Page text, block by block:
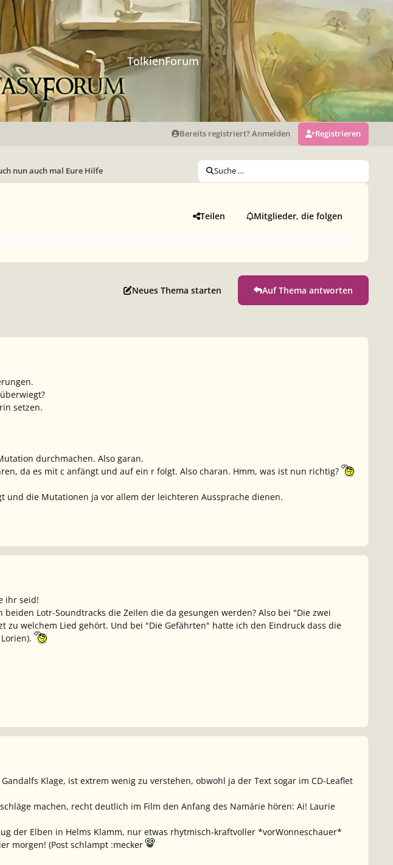
TolkienForum
Bereits registriert? Anmelden Registrieren
nun auch mal Eure Hilfe Suche …
Teilen Mitglieder, die folgen
Neues Thema starten Auf Thema antworten
setzen.
durchmachen. Also garan.
da es mit c anfängt und auf ein r folgt. Also charan. Hmm, was ist nun richtig?
und die Mutationen ja vor allem der leichteren Aussprache dienen.
ihr seid!
Lotr-Soundtracks die Zeilen die da gesungen werden? Also bei "Die zwei
welchem Lied gehört. Und bei "Die Gefährten" hatte ich den Eindruck dass die
Klage, ist extrem wenig zu verstehen, obwohl ja der Text sogar im CD-Leaflet
machen, recht deutlich im Film den Anfang des Namárie hören: Ai! Laurie
der Elben in Helms Klamm, nur etwas rhytmisch-kraftvoller *vorWonneschauer*
morgen! (Post schlampt :mecker